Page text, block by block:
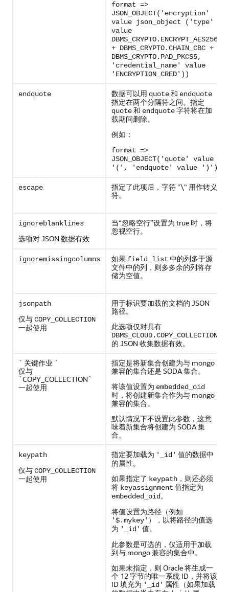
format =>
JSON_OBJECT('encryption'
value json_object ('type'
value
DBMS_CRYPTO.ENCRYPT_AES256
+ DBMS_CRYPTO.CHAIN_CBC +
DBMS_CRYPTO.PAD_PKCS5,
'credential_name' value
'ENCRYPTION_CRED'))
endquote 数据可以用 quote和 endquote
指定在两个分隔符之间。指定
quote和 endquote字符将在加
载期间删除。
例如：
format =>
JSON_OBJECT('quote' value
'(', 'endquote' value ')')
escape
指定了此项后，字符 "\" 用作转义
符。
ignoreblanklines
选项对 JSON 数据有效
当“忽略空行”设置为 true 时，将
忽视空行。
ignoremissingcolumns 如果 field_list 中的列多于源
文件中的列，则多多余的列将存
储为空值。
jsonpath
仅与COPY_COLLECTION
一起使用
用于标识要加载的文档的 JSON
路径。
此选项仅对具有
DBMS_CLOUD.COPY_COLLECTION
的 JSON 收集数据有效。
` 关键作业 `
仅与
`COPY_COLLECTION`
一起使用
指定是将新集合创建为与 mongo
兼容的集合还是 SODA 集合。
将该值设置为 embedded_oid
时，将创建新集合作为与 mongo
兼容的集合。
默认情况下不设置此参数，这意
味着新集合将创建为 SODA 集
合。
keypath
仅与COPY_COLLECTION
一起使用
指定要加载为 '_id' 值的数据中
的属性。
如果指定了 keypath ，则还必须
将 keyassignment 值指定为
embedded_oid。
将值设置为路径（例如
'$.mykey' ），以将路径的值选
为 '_id' 值。
此参数是可选的，仅适用于加载
到与 mongo 兼容的集合中。
如果未指定，则 Oracle 将生成一
个 12 字节的唯一系统 ID，并将该
ID 填充为 '_id' 属性（如果加载